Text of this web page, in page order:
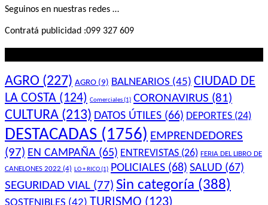
Seguinos en nuestras redes …
Contratá publicidad :099 327 609
AGRO (227) AGRO (9) BALNEARIOS (45) CIUDAD DE
LA COSTA (124) Comerciales(1) CORONAVIRUS (81)
CULTURA (213) DATOS ÚTILES (66) DEPORTES (24)
DESTACADAS (1756) EMPRENDEDORES
(97) EN CAMPAÑA (65) ENTREVISTAS (26) FERIA DEL LIBRO DE
CANELONES 2022 (4) LO + RICO(1) POLICIALES (68) SALUD (67)
SEGURIDAD VIAL (77) Sin categoría (388)